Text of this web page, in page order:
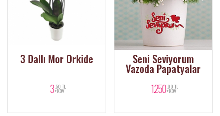
3 Dallı Mor Orkide
3 ,50 TL
+KDV
Seni Seviyorum
Vazoda Papatyalar
1.250,00 TL
+KDV